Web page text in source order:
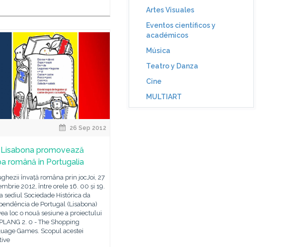
26 Sep 2012
Lisabona promovează
română în Portugalia
învață româna prin jocJoi, 27
2012, între orele 16. 00 și 19.
sediul Sociedade Histórica da
de Portugal (Lisabona)
loc o nouă sesiune a proiectului
2. 0 - The Shopping
Games. Scopul acestei
Artes Visuales
Eventos científicos y
académicos
Música
Teatro y Danza
Cine
MULTIART